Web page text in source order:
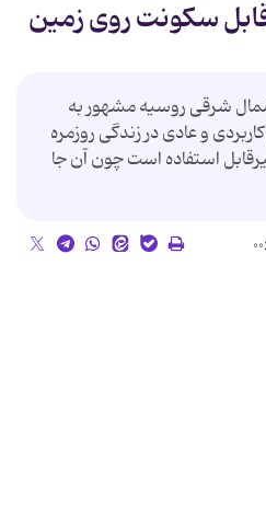
سکونت روی زمین
شرقی روسیه مشهور به
و عادی در زندگی روزمره
استفاده است چون آن ‌جا